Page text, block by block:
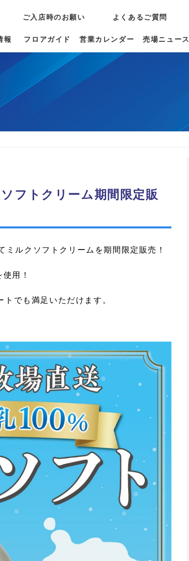
報 フロアガイド 営業カレンダー 売場ニュース
ご入店時のお願い よくあるご質問
フトクリーム期間限定販
ルクソフトクリームを期間限定販売！
用！
でも満足いただけます。